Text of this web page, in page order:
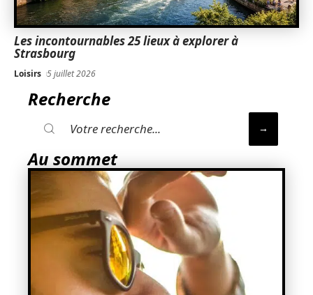
Les incontournables 25 lieux à explorer à
Strasbourg
Loisirs 5 juillet 2026
Recherche
Au sommet